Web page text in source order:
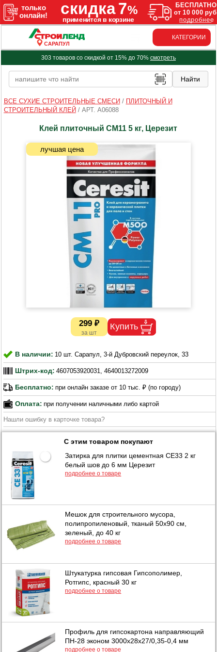
САРАПУЛ
КАТЕГОРИИ
303 товаров со скидкой от 15% до 70% смотреть
ВСЕ СУХИЕ СТРОИТЕЛЬНЫЕ СМЕСИ / ПЛИТОЧНЫЙ И
СТРОИТЕЛЬНЫЙ КЛЕЙ / АРТ. A06088
Клей плиточный СМ11 5 кг, Церезит
299 ₽
В наличии: 10 шт. Сарапул, 3-й Дубровский переулок, 33
Штрих-код: 4607053920031, 4640013272009
Бесплатно: при онлайн заказе от 10 тыс. ₽ (по городу)
Оплата: при получении наличными либо картой
Нашли ошибку в карточке товара?
С этим товаром покупают
Затирка для плитки цементная CE33 2 кг
белый шов до 6 мм Церезит
подробнее о товаре
Мешок для строительного мусора,
полипропиленовый, тканый 50х90 см,
зеленый, до 40 кг
подробнее о товаре
Штукатурка гипсовая Гипсополимер,
Ротгипс, красный 30 кг
подробнее о товаре
Профиль для гипсокартона направляющий
ПН-28 эконом 3000х28х27/0,35-0,4 мм
подробнее о товаре